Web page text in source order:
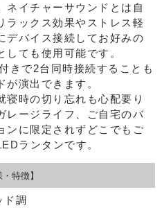
ネイチャーサウンドとは自
ラックス効果やストレス軽
デバイス接続してお好みの
ても使用可能です。
きで2台同時接続することも
演出できます。
寝時の切り忘れも心配要り
レージライフ、ご自宅のバ
ンに限定されずどこでもご
ランタンです。
・特徴】
ド調